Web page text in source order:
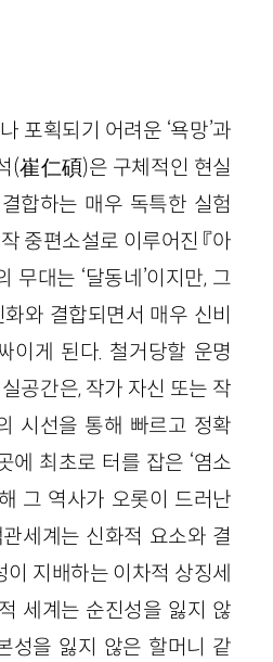
포획되기 어려운 ‘욕망’과
(崔仁碩)은 구체적인 현실
합하는 매우 독특한 실험
중편소설로 이루어진 『아
무대는 ‘달동네’이지만, 그
와 결합되면서 매우 신비
이게 된다. 철거당할 운명
공간은, 작가 자신 또는 작
시선을 통해 빠르고 정확
에 최초로 터를 잡은 ‘염소
그 역사가 오롯이 드러난
세계는 신화적 요소와 결
지배하는 이차적 상징세
세계는 순진성을 잃지 않
성을 잃지 않은 할머니 같